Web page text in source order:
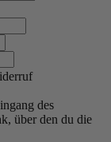
des
über den du die